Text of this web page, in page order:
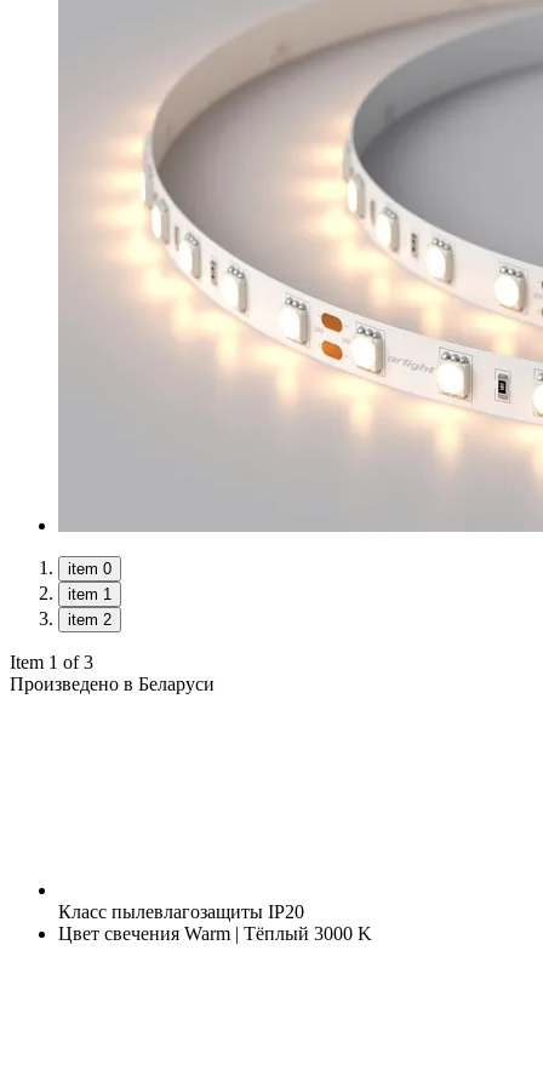
item 0
item 1
item 2
Item 1 of 3
Произведено в Беларуси
Класс пылевлагозащиты IP20
Цвет свечения Warm | Тёплый 3000 K